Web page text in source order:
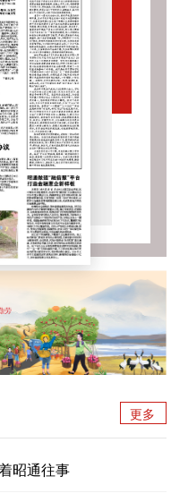
更多
昭通往事